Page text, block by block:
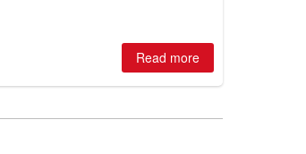
2026, northern hemisphere down to
two outdoor areas still open.Read more